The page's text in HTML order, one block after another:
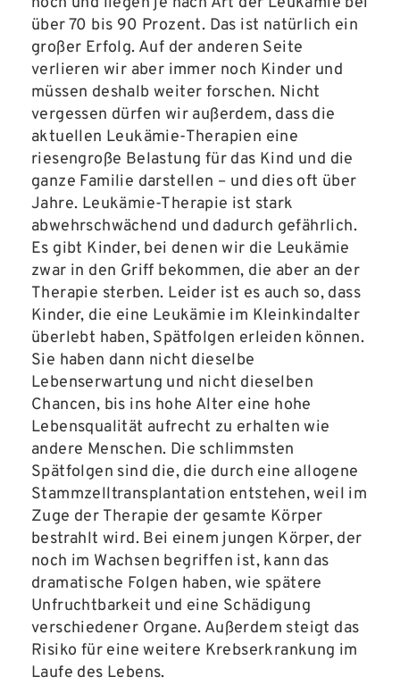
über 70 bis 90 Prozent. Das ist natürlich ein
großer Erfolg. Auf der anderen Seite
verlieren wir aber immer noch Kinder und
müssen deshalb weiter forschen. Nicht
vergessen dürfen wir außerdem, dass die
aktuellen Leukämie-Therapien eine
riesengroße Belastung für das Kind und die
ganze Familie darstellen – und dies oft über
Jahre. Leukämie-Therapie ist stark
abwehrschwächend und dadurch gefährlich.
Es gibt Kinder, bei denen wir die Leukämie
zwar in den Griff bekommen, die aber an der
Therapie sterben. Leider ist es auch so, dass
Kinder, die eine Leukämie im Kleinkindalter
überlebt haben, Spätfolgen erleiden können.
Sie haben dann nicht dieselbe
Lebenserwartung und nicht dieselben
Chancen, bis ins hohe Alter eine hohe
Lebensqualität aufrecht zu erhalten wie
andere Menschen. Die schlimmsten
Spätfolgen sind die, die durch eine allogene
Stammzelltransplantation entstehen, weil im
Zuge der Therapie der gesamte Körper
bestrahlt wird. Bei einem jungen Körper, der
noch im Wachsen begriffen ist, kann das
dramatische Folgen haben, wie spätere
Unfruchtbarkeit und eine Schädigung
verschiedener Organe. Außerdem steigt das
Risiko für eine weitere Krebserkrankung im
Laufe des Lebens.